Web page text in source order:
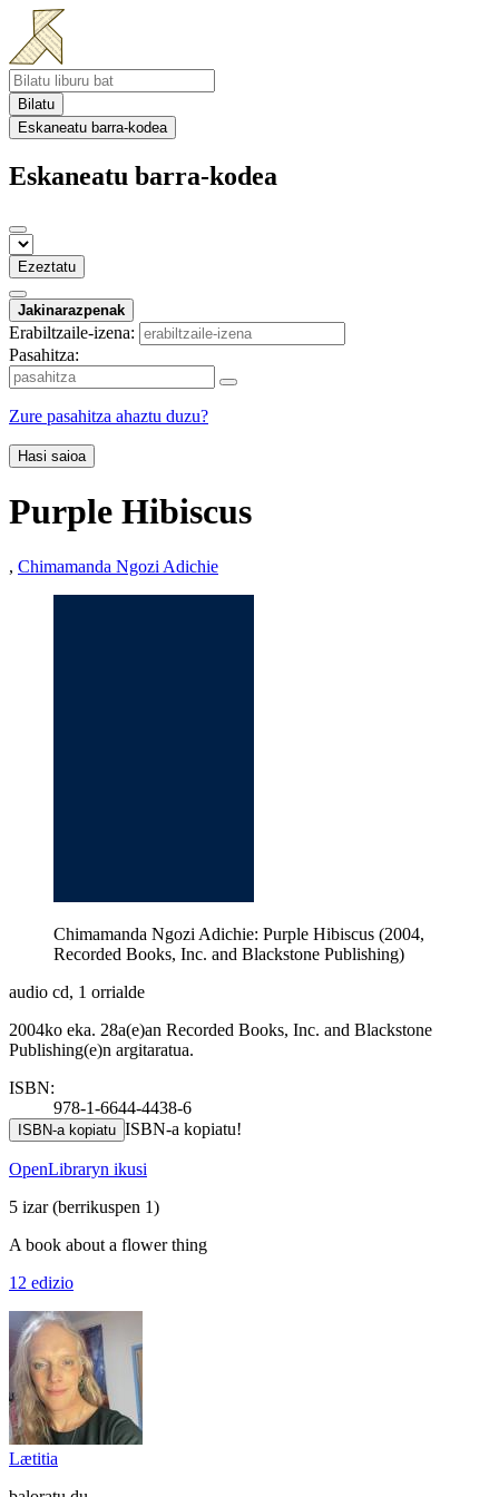
Bilatu
Eskaneatu barra-kodea
Eskaneatu barra-kodea
Ezeztatu
Jakinarazpenak
Erabiltzaile-izena:
Pasahitza:
Zure pasahitza ahaztu duzu?
Hasi saioa
Purple Hibiscus
, Chimamanda Ngozi Adichie
Chimamanda Ngozi Adichie: Purple Hibiscus (2004,
Recorded Books, Inc. and Blackstone Publishing)
audio cd, 1 orrialde
2004ko eka. 28a(e)an Recorded Books, Inc. and Blackstone
Publishing(e)n argitaratua.
ISBN:
978-1-6644-4438-6
ISBN-a kopiatu ISBN-a kopiatu!
OpenLibraryn ikusi
5 izar(berrikuspen 1)
A book about a flower thing
12 edizio
Lætitia